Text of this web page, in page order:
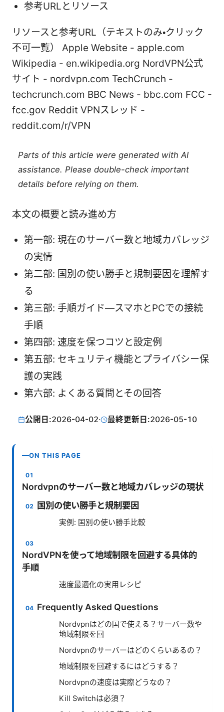
参考URLとリソース
リソースと参考URL（テキストのみ・クリック
不可一覧） Apple Website - apple.com
Wikipedia - en.wikipedia.org NordVPN公式
サイト - nordvpn.com TechCrunch -
techcrunch.com BBC News - bbc.com FCC -
fcc.gov Reddit VPNスレッド -
reddit.com/r/VPN
Parts of this article were generated with AI
assistance. Please double-check important
details before relying on them.
本文の概要と読み進め方
第一部: 現在のサーバー数と地域カバレッジ
の実情
第二部: 国別の使い勝手と規制要因を理解す
る
第三部: 手順ガイド—スマホとPCでの接続
手順
第四部: 速度を保つコツと設定例
第五部: セキュリティ機能とプライバシー保
護の実践
第六部: よくある質問とその回答
公開日:2026-04-02· 最終更新日:2026-05-10
ON THIS PAGE
Nordvpnのサーバー数と地域カバレッジの現状
国別の使い勝手と規制要因
実例: 国別の使い勝手比較
NordVPNを使って地域制限を回避する具体的
手順
速度最適化の実用レシピ
Frequently Asked Questions
Nordvpnはどの国で使える？サーバー数や
地域制限を回
Nordvpnのサーバーはどのくらいあるの？
地域制限を回避するにはどうする？
Nordvpnの速度は実際どうなの？
Kill Switchは必須？